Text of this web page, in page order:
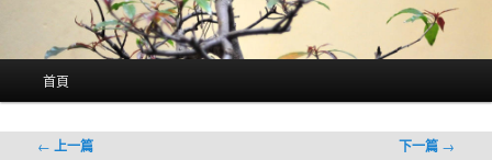
首頁
文
← 上一篇 下一篇 →